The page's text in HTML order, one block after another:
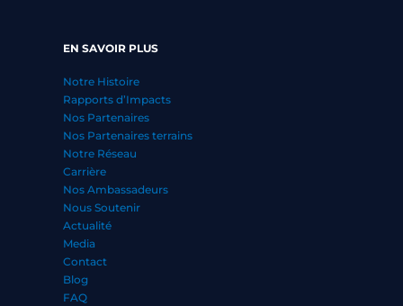
EN SAVOIR PLUS
Notre Histoire
Rapports d’Impacts
Nos Partenaires
Nos Partenaires terrains
Notre Réseau
Carrière
Nos Ambassadeurs
Nous Soutenir
Actualité
Media
Contact
Blog
FAQ